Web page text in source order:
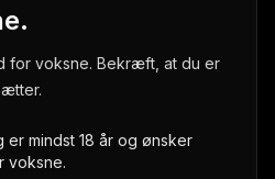
for voksne. Bekræft, at du er
mindst 18 år og ønsker
voksne.